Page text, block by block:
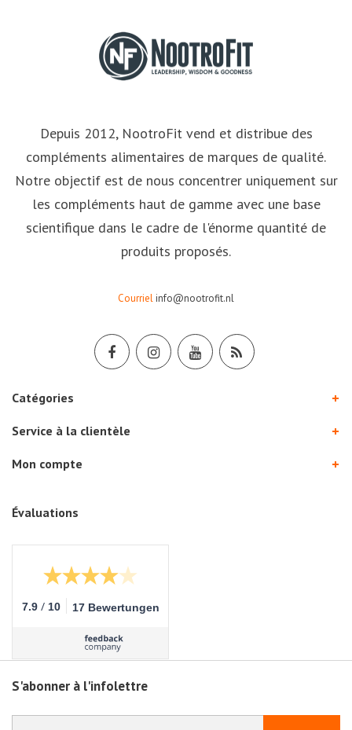
Depuis 2012, NootroFit vend et distribue des
compléments alimentaires de marques de qualité.
Notre objectif est de nous concentrer uniquement sur
les compléments haut de gamme avec une base
scientifique dans le cadre de l'énorme quantité de
produits proposés.
Courrielinfo@nootrofit.nl
Catégories
Service à la clientèle
Mon compte
Évaluations
7.9 / 10 17 Bewertungen
S'abonner à l'infolettre